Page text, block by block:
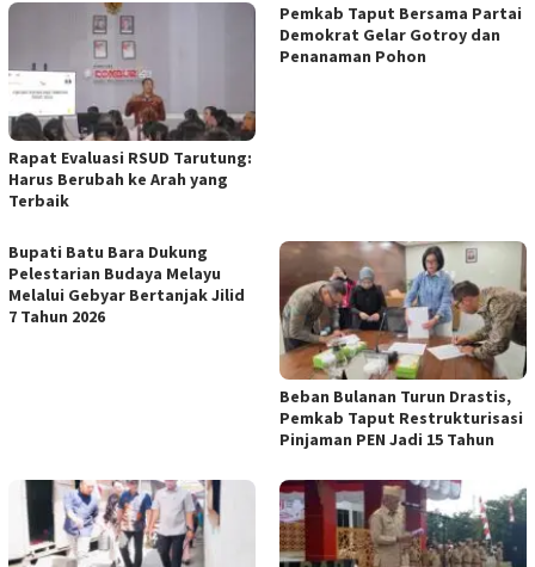
Rapat Evaluasi RSUD Tarutung:
Harus Berubah ke Arah yang
Terbaik
Pemkab Taput Bersama Partai
Demokrat Gelar Gotroy dan
Penanaman Pohon
Bupati Batu Bara Dukung
Pelestarian Budaya Melayu
Melalui Gebyar Bertanjak Jilid
7 Tahun 2026
Beban Bulanan Turun Drastis,
Pemkab Taput Restrukturisasi
Pinjaman PEN Jadi 15 Tahun‎